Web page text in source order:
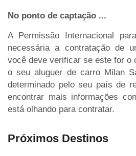
No ponto de captação ...
A Permissão Internacional
necessária a contratação de
você deve verificar se este for o
o seu aluguer de carro Milan
determinado pelo seu país de
encontrar mais informações
está olhando para contratar.
Próximos Destinos